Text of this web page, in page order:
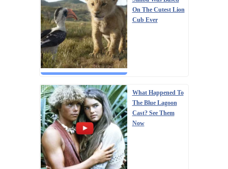
On The Cutest Lion
Cub Ever
What Happened To
The Blue Lagoon
Cast? See Them
Now